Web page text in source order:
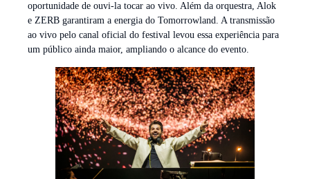
oportunidade de ouvi-la tocar ao vivo. Além da orquestra, Alok
e ZERB garantiram a energia do Tomorrowland. A transmissão
ao vivo pelo canal oficial do festival levou essa experiência para
um público ainda maior, ampliando o alcance do evento.